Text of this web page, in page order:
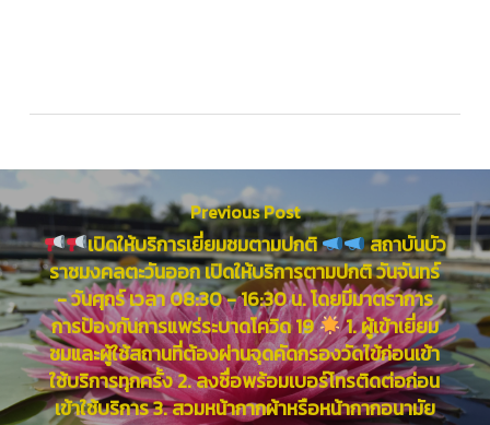
Previous Post
เปิดให้บริการเยี่ยมชมตามปกติ
สถาบันบัว
ราชมงคลตะวันออก เปิดให้บริการตามปกติ วันจันทร์
- วันศุกร์ เวลา 08:30 - 16:30 น. โดยมีมาตราการ
การป้องกันการแพร่ระบาดโควิด 19
1. ผู้เข้าเยี่ยม
ชมและผู้ใช้สถานที่ต้องผ่านจุดคัดกรองวัดไข้ก่อนเข้า
ใช้บริการทุกครั้ง 2. ลงชื่อพร้อมเบอร์โทรติดต่อก่อน
เข้าใช้บริการ 3. สวมหน้ากากผ้าหรือหน้ากากอนามัย